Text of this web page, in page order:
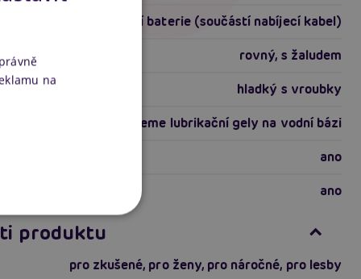
dobíjecí baterie (součástí nabíjecí kabel)
rovný, s žaludem
hladký s vroubky
doporučujeme lubrikační gely na vodní bázi
ano
ano
produktu
pro zkušené, pro ženy, pro náročné, pro lesby
na